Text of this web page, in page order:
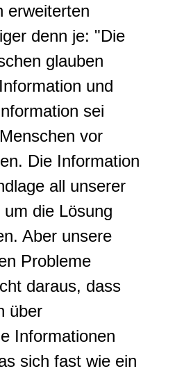
erweiterten
denn je: "Die
glauben
und
sei
vor
Die Information
all unserer
die Lösung
Aber unsere
Probleme
daraus, dass
über
Informationen
sich fast wie ein